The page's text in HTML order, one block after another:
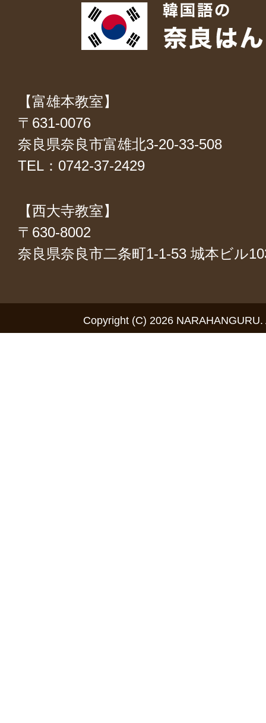
【富雄本教室】
〒631-0076
奈良県奈良市富雄北3-20-33-508
TEL：0742-37-2429
【西大寺教室】
〒630-8002
奈良県奈良市二条町1-1-53 城本ビル
Copyright (C) 2026